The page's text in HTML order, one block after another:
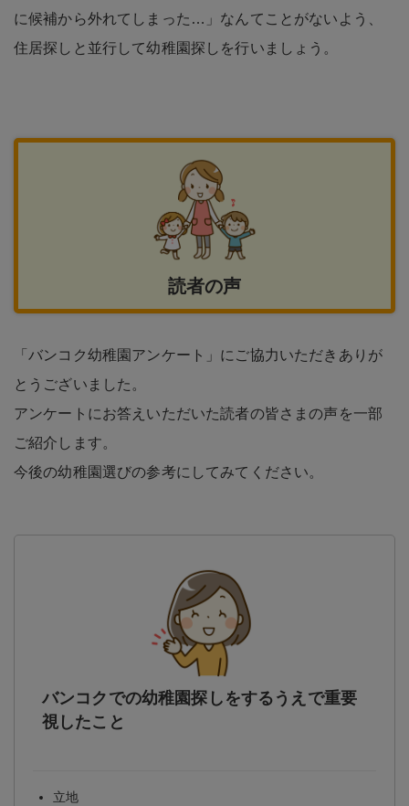
に候補から外れてしまった…」なんてことがないよう、
住居探しと並行して幼稚園探しを行いましょう。
読者の声
「バンコク幼稚園アンケート」にご協力いただきありが
とうございました。
アンケートにお答えいただいた読者の皆さまの声を一部
ご紹介します。
今後の幼稚園選びの参考にしてみてください。
バンコクでの幼稚園探しをするうえで重要
視したこと
立地